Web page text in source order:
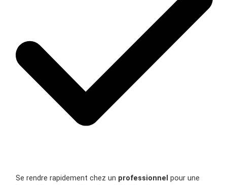
Se rendre rapidement chez un professionnel pour une